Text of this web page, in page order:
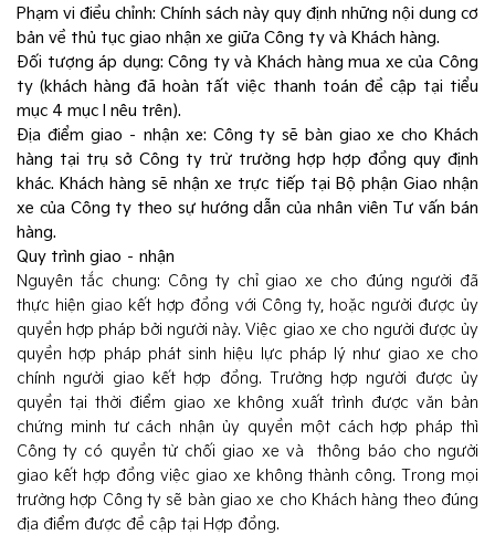
Phạm vi điều chỉnh: Chính sách này quy định những nội dung cơ
bản về thủ tục giao nhận xe giữa Công ty và Khách hàng.
Đối tượng áp dụng: Công ty và Khách hàng mua xe của Công
ty (khách hàng đã hoàn tất việc thanh toán đề cập tại tiểu
mục 4 mục I nêu trên).
Địa điểm giao – nhận xe: Công ty sẽ bàn giao xe cho Khách
hàng tại trụ sở Công ty trừ trường hợp hợp đồng quy định
khác. Khách hàng sẽ nhận xe trực tiếp tại Bộ phận Giao nhận
xe của Công ty theo sự hướng dẫn của nhân viên Tư vấn bán
hàng.
Quy trình giao – nhận
Nguyên tắc chung: Công ty chỉ giao xe cho đúng người đã
thực hiện giao kết hợp đồng với Công ty, hoặc người được ủy
quyền hợp pháp bởi người này. Việc giao xe cho người được ủy
quyền hợp pháp phát sinh hiệu lực pháp lý như giao xe cho
chính người giao kết hợp đồng. Trường hợp người được ủy
quyền tại thời điểm giao xe không xuất trình được văn bản
chứng minh tư cách nhận ủy quyền một cách hợp pháp thì
Công ty có quyền từ chối giao xe và thông báo cho người
giao kết hợp đồng việc giao xe không thành công. Trong mọi
trường hợp Công ty sẽ bàn giao xe cho Khách hàng theo đúng
địa điểm được đề cập tại Hợp đồng.